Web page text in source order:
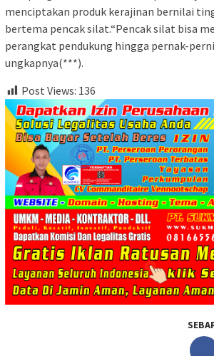
menciptakan produk kerajinan bernilai
bertema pencak silat.“Pencak silat bisa
perangkat pendukung hingga pernak-
ungkapnya(***).
Post Views: 136